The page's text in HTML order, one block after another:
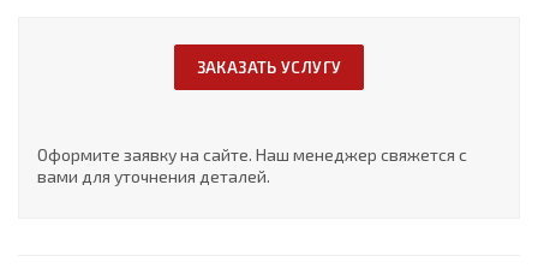
ЗАКАЗАТЬ УСЛУГУ
Оформите заявку на сайте. Наш менеджер свяжется с
вами для уточнения деталей.